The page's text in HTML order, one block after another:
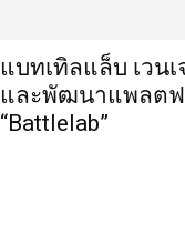
แบทเทิลแล็บ เวน
และพัฒนาแพลต
“Battlelab”